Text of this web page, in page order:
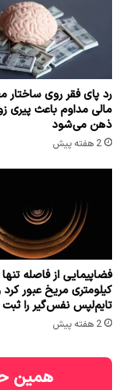
رد پای فقر روی ساختار
مالی مداوم باعث پیری
ذهن می‌شود
2 هفته پیش
کیلومتری مریخ عبور
تایم‌لپس نفس‌گیر را ثبت
2 هفته پیش
همین